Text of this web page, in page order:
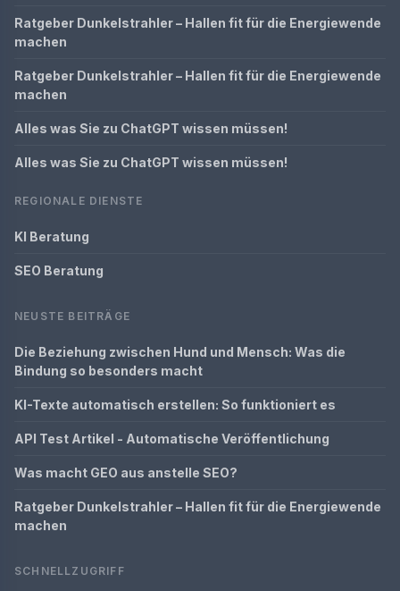
Ratgeber Dunkelstrahler – Hallen fit für die Energiewende
machen
Ratgeber Dunkelstrahler – Hallen fit für die Energiewende
machen
Alles was Sie zu ChatGPT wissen müssen!
Alles was Sie zu ChatGPT wissen müssen!
REGIONALE DIENSTE
KI Beratung
SEO Beratung
NEUSTE BEITRÄGE
Die Beziehung zwischen Hund und Mensch: Was die
Bindung so besonders macht
KI-Texte automatisch erstellen: So funktioniert es
API Test Artikel - Automatische Veröffentlichung
Was macht GEO aus anstelle SEO?
Ratgeber Dunkelstrahler – Hallen fit für die Energiewende
machen
SCHNELLZUGRIFF